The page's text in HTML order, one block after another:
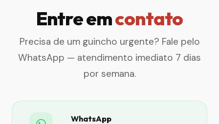
Entre emcontato
Precisa de um guincho urgente? Fale pelo
WhatsApp — atendimento imediato 7 dias
por semana.
WhatsApp